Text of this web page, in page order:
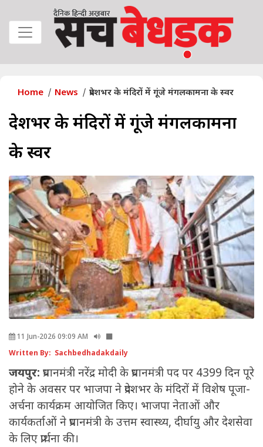
Home News प्रदेशभर के मंदिरों में गूंजे मंगलकामना के स्वर
प्रदेशभर के मंदिरों में गूंजे मंगलकामना
के स्वर
11 Jun-2026 09:09 AM
Written By: Sachbedhadakdaily
जयपुर: प्रधानमंत्री नरेंद्र मोदी के प्रधानमंत्री पद पर 4399 दिन पूरे
होने के अवसर पर भाजपा ने प्रदेशभर के मंदिरों में विशेष पूजा-
अर्चना कार्यक्रम आयोजित किए। भाजपा नेताओं और
कार्यकर्ताओं ने प्रधानमंत्री के उत्तम स्वास्थ्य, दीर्घायु और देशसेवा
के लिए प्रार्थना की।